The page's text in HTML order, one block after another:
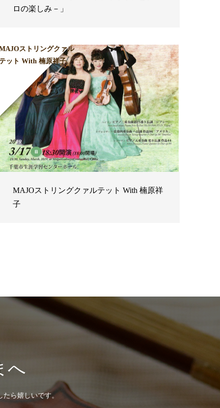
ロの楽しみ－」
ストリングクァル
テット With 楠原祥子
MAJOストリングクァルテット With 楠原祥
子
へ
ら嬉しいです。